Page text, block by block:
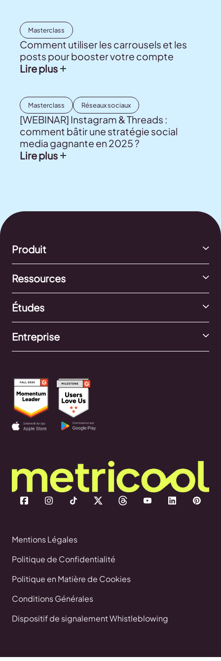
Masterclass
Comment utiliser les carrousels et les
posts pour booster votre compte
Lire plus
Masterclass Réseaux sociaux
[WEBINAR] Instagram & Threads :
comment bâtir une stratégie social
media gagnante en 2025 ?
Lire plus
Produit
Ressources
Études
Entreprise
Mentions Légales
Politique de Confidentialité
Politique en Matière de Cookies
Conditions Générales
Dispositif de signalement Whistleblowing